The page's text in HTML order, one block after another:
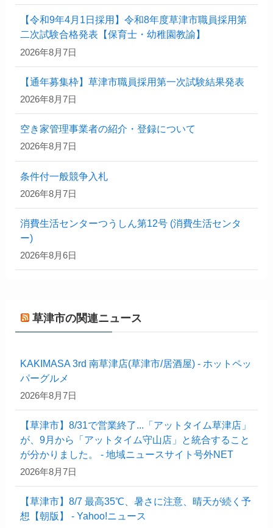
【令和9年4月1日採用】令和8年度草津市職員採用第
二次試験合格発表【保育士・幼稚園教諭】
2026年8月7日
【通年募集枠】草津市職員採用第一次試験結果発表
2026年8月7日
空き家管理事業者の紹介・登録について
2026年8月7日
条件付一般競争入札
2026年8月7日
消費生活センターつうしん第12号 (消費生活センタ
ー)
2026年8月6日
草津市の関連ニュース
KAKIMASA 3rd 南草津店(草津市/居酒屋) - ホットペッ
パーグルメ
2026年8月7日
【草津市】8/31で営業終了...「アットタイム草津店」
が、9月から「アットタイム守山店」と統合すること
が分かりました。 - 地域ニュースサイト号外NET
2026年8月7日
【草津市】8/7 最高35℃、暑さに注意、晴天が続く予
想【朝版】 - Yahoo!ニュース